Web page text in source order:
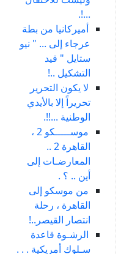
...!.
أميركانيا من بطة
عرجاء إلى ... " نيو
ستايل " قيد
التشكيل ..!
لا يكون التحرير
تحريراً إلا بالأيدي
الوطنية ...!!.
موســـــكو 2 ،
القاهرة 2 ..
المعارضـات إلى
أين .. ؟ .
من موسكو إلى
القاهرة ، رحلة
انتصار القيصر..!
الرشـوة قاعدة
سـلوك أمريكية . . .